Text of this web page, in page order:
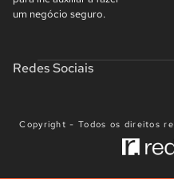
um negócio seguro.
Redes Sociais
Copyright - Todos os direitos